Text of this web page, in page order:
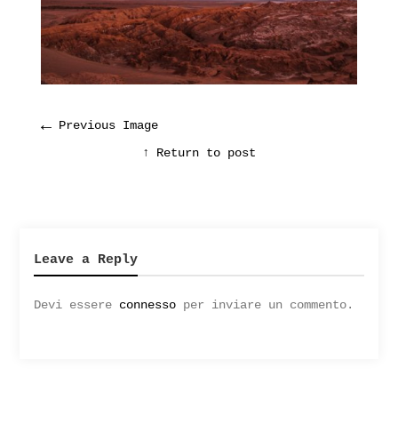
← Previous Image
↑ Return to post
Leave a Reply
Devi essere connessoper inviare un commento.